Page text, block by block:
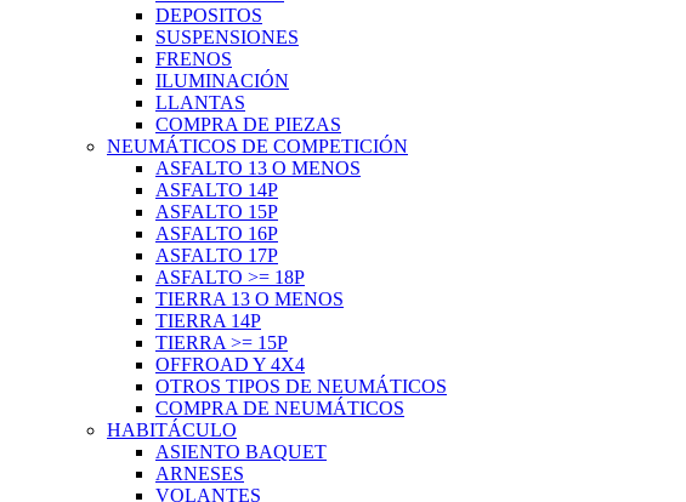
DEPOSITOS
SUSPENSIONES
FRENOS
ILUMINACIÓN
LLANTAS
COMPRA DE PIEZAS
NEUMÁTICOS DE COMPETICIÓN
ASFALTO 13 O MENOS
ASFALTO 14P
ASFALTO 15P
ASFALTO 16P
ASFALTO 17P
ASFALTO >= 18P
TIERRA 13 O MENOS
TIERRA 14P
TIERRA >= 15P
OFFROAD Y 4X4
OTROS TIPOS DE NEUMÁTICOS
COMPRA DE NEUMÁTICOS
HABITÁCULO
ASIENTO BAQUET
ARNESES
VOLANTES